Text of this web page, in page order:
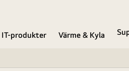
IT-produkter Värme & Kyla